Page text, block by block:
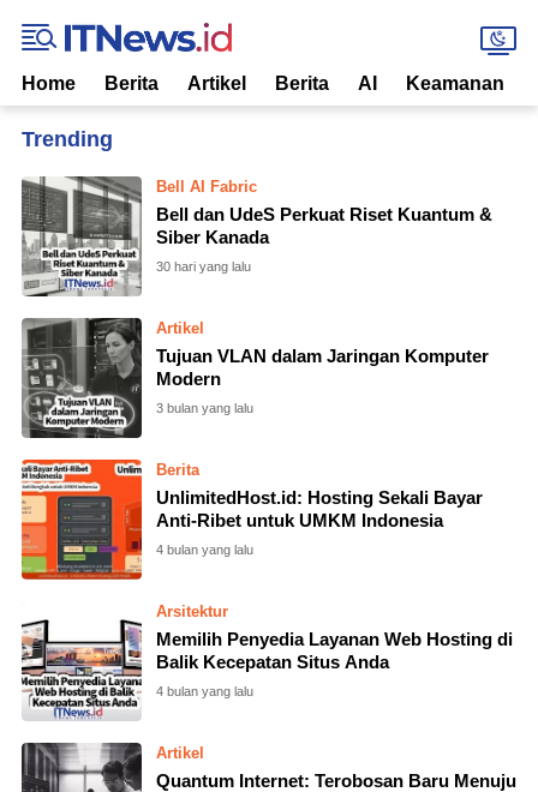
Home Berita Artikel Berita AI Keamanan
Bell AI Fabric
Bell dan UdeS Perkuat Riset Kuantum &
Siber Kanada
30 hari yang lalu
Artikel
Tujuan VLAN dalam Jaringan Komputer
Modern
3 bulan yang lalu
Berita
UnlimitedHost.id: Hosting Sekali Bayar
Anti-Ribet untuk UMKM Indonesia
4 bulan yang lalu
Arsitektur
Memilih Penyedia Layanan Web Hosting di
Balik Kecepatan Situs Anda
4 bulan yang lalu
Artikel
Quantum Internet: Terobosan Baru Menuju